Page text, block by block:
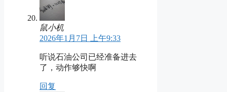
鼠小机
2026年1月7日 上午9:33
听说石油公司已经准备进去
了，动作够快啊
回复